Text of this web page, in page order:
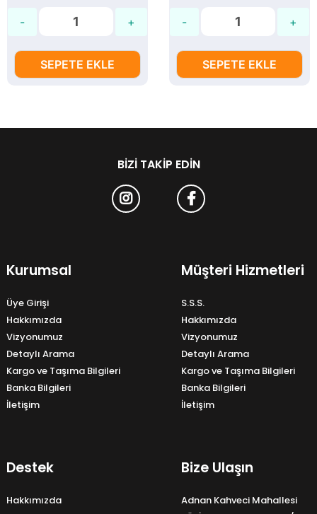
SEPETE EKLE SEPETE EKLE
BIZI TAKIP EDIN
Kurumsal
Üye Girişi
Hakkımızda
Vizyonumuz
Detaylı Arama
Kargo ve Taşıma Bilgileri
Banka Bilgileri
İletişim
Müşteri Hizmetleri
S.S.S.
Hakkımızda
Vizyonumuz
Detaylı Arama
Kargo ve Taşıma Bilgileri
Banka Bilgileri
İletişim
Destek
Hakkımızda
Bize Ulaşın
Adnan Kahveci Mahallesi